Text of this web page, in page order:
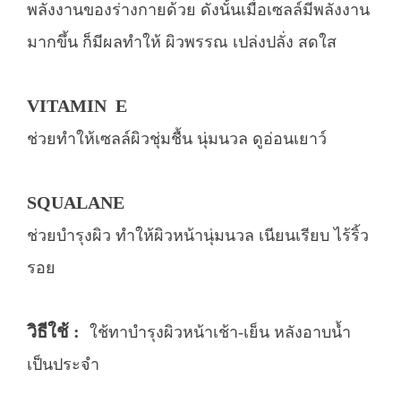
พลังงานของร่างกายด้วย ดังนั้นเมื่อเซลล์มีพลังงาน
มากขึ้น ก็มีผลทำให้ ผิวพรรณ เปล่งปลั่ง สดใส
VITAMIN E
ช่วยทำให้เซลล์ผิวชุ่มชื้น นุ่มนวล ดูอ่อนเยาว์
SQUALANE
ช่วยบำรุงผิว ทำให้ผิวหน้านุ่มนวล เนียนเรียบ ไร้ริ้ว
รอย
วิธีใช้ :
ใช้ทาบำรุงผิวหน้าเช้า-เย็น หลังอาบน้ำ
เป็นประจำ